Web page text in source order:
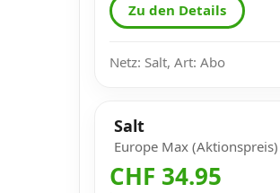
Zu den Details
Netz: Salt, Art: Abo
Salt
Europe Max (Aktionspreis)
CHF 34.95